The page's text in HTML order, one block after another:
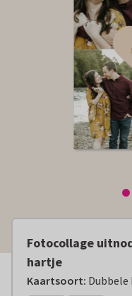
Fotocollage
hartje
Kaartsoort: Dubbele